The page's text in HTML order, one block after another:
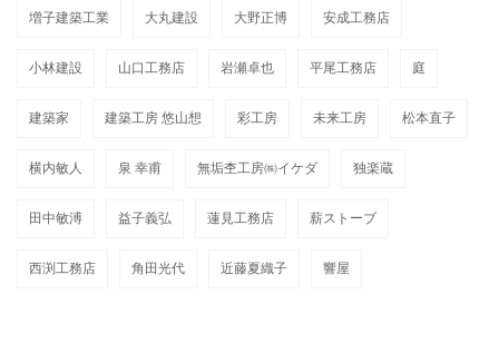
増子建築工業 大丸建設 大野正博 安成工務店
小林建設 山口工務店 岩瀬卓也 平尾工務店 庭
建築家 建築工房 悠山想 彩工房 未来工房 松本直子
横内敏人 泉 幸甫 無垢杢工房㈱イケダ 独楽蔵
田中敏溥 益子義弘 蓮見工務店 薪ストーブ
西渕工務店 角田光代 近藤夏織子 響屋